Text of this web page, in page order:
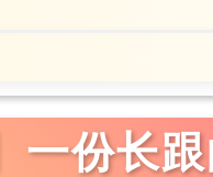
一份长